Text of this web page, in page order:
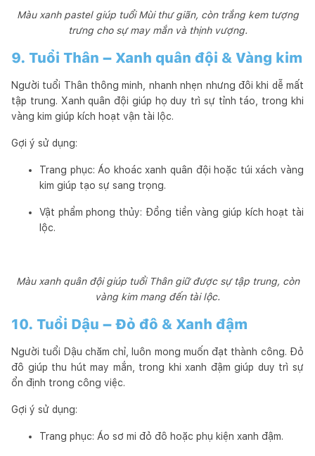
Màu xanh pastel giúp tuổi Mùi thư giãn, còn trắng kem tượng
trưng cho sự may mắn và thịnh vượng.
9. Tuổi Thân – Xanh quân đội & Vàng kim
Người tuổi Thân thông minh, nhanh nhẹn nhưng đôi khi dễ mất
tập trung. Xanh quân đội giúp họ duy trì sự tỉnh táo, trong khi
vàng kim giúp kích hoạt vận tài lộc.
Gợi ý sử dụng:
Trang phục: Áo khoác xanh quân đội hoặc túi xách vàng
kim giúp tạo sự sang trọng.
Vật phẩm phong thủy: Đồng tiền vàng giúp kích hoạt tài
lộc.
Màu xanh quân đội giúp tuổi Thân giữ được sự tập trung, còn
vàng kim mang đến tài lộc.
10. Tuổi Dậu – Đỏ đô & Xanh đậm
Người tuổi Dậu chăm chỉ, luôn mong muốn đạt thành công. Đỏ
đô giúp thu hút may mắn, trong khi xanh đậm giúp duy trì sự
ổn định trong công việc.
Gợi ý sử dụng:
Trang phục: Áo sơ mi đỏ đô hoặc phụ kiện xanh đậm.